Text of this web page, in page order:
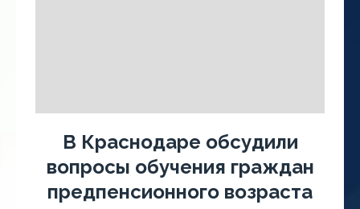
В Краснодаре обсудили
вопросы обучения граждан
предпенсионного возраста